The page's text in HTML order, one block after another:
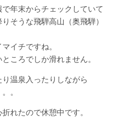
年末からチェックしていて
そうな飛騨高山（奥飛騨）
イチですね。
ころでしか滑れません。
温泉入ったりしながら
。
れたので休憩中です。